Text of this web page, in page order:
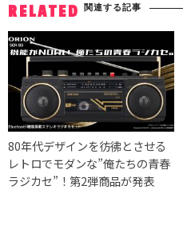
RELATED 関連する記事
80年代デザインを彷彿とさせる
レトロでモダンな”俺たちの青春
ラジカセ”！第2弾商品が発表